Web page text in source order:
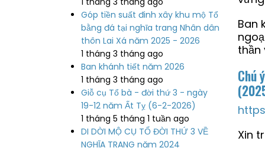
Góp tiền suất đinh xây khu mộ Tổ
bằng đá tại nghĩa trang Nhân dân
thôn Lai Xá năm 2025 - 2026
1 tháng 3 tháng ago
Ban khánh tiết năm 2026
1 tháng 3 tháng ago
Giỗ cụ Tổ bà - đời thứ 3 - ngày
19-12 năm Ất Tỵ (6-2-2026)
1 tháng 5 tháng 1 tuần ago
DI DỜI MỘ CỤ TỔ ĐỜI THỨ 3 VỀ
NGHĨA TRANG năm 2024
Ban
thần
Chú
Xin